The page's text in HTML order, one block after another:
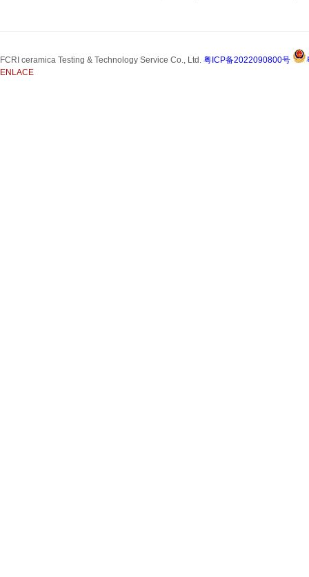
FCRI ceramica Testing & Technology Service Co., Ltd. 粤ICP备2022090800号
ENLACE